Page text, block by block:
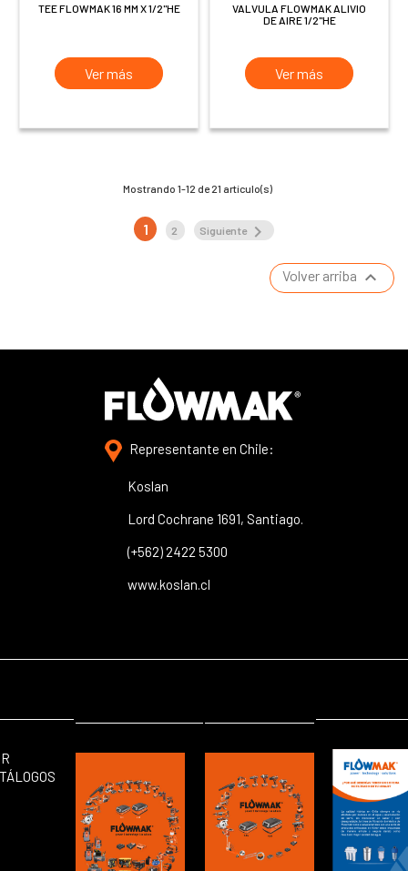
TEE FLOWMAK 16 MM X 1/2"HE
Ver más
VALVULA FLOWMAK ALIVIO
DE AIRE 1/2"HE
Ver más
Mostrando 1-12 de 21 artículo(s)
1 2 Siguiente
Volver arriba 
Representante en Chile:
Koslan
Lord Cochrane 1691, Santiago.
(+562) 2422 5300
www.koslan.cl